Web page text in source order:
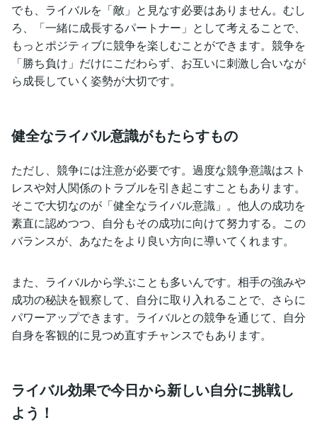
でも、ライバルを「敵」と見なす必要はありません。むし
ろ、「一緒に成長するパートナー」として考えることで、
もっとポジティブに競争を楽しむことができます。競争を
「勝ち負け」だけにこだわらず、お互いに刺激し合いなが
ら成長していく姿勢が大切です。
健全なライバル意識がもたらすもの
ただし、競争には注意が必要です。過度な競争意識はスト
レスや対人関係のトラブルを引き起こすこともあります。
そこで大切なのが「健全なライバル意識」。他人の成功を
素直に認めつつ、自分もその成功に向けて努力する。この
バランスが、あなたをより良い方向に導いてくれます。
また、ライバルから学ぶことも多いんです。相手の強みや
成功の秘訣を観察して、自分に取り入れることで、さらに
パワーアップできます。ライバルとの競争を通じて、自分
自身を客観的に見つめ直すチャンスでもあります。
ライバル効果で今日から新しい自分に挑戦し
よう！